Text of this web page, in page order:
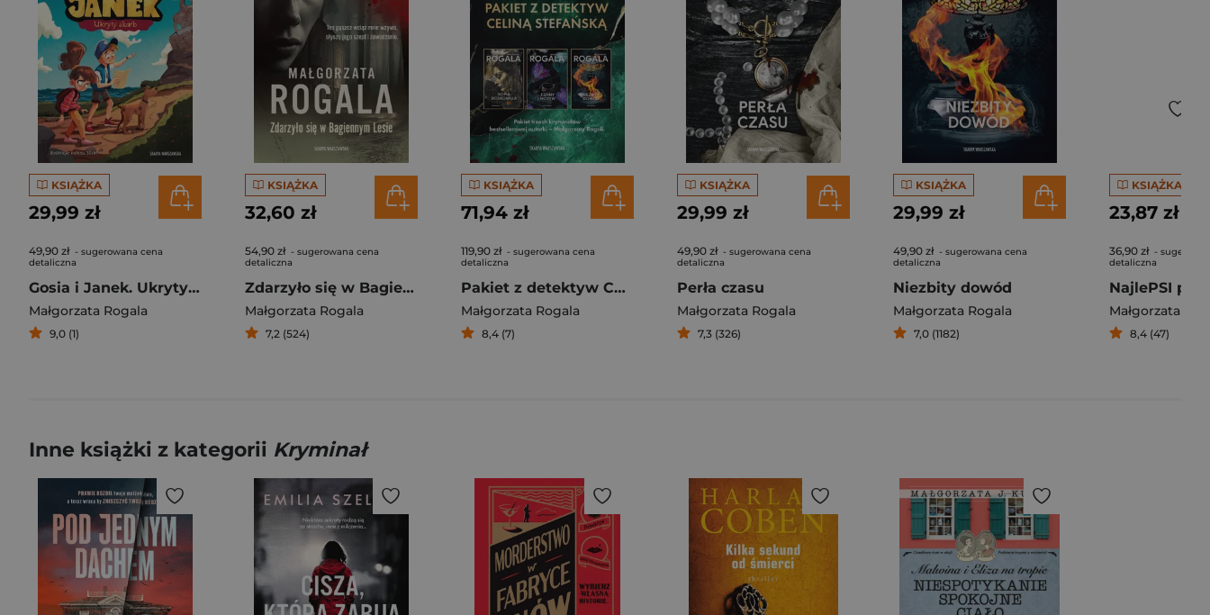
KSIĄŻKA
29,99 zł
49,90 zł - sugerowana cena
detaliczna
Gosia i Janek. Ukryty skarb
Małgorzata Rogala
9,0 (1)
KSIĄŻKA
32,60 zł
54,90 zł - sugerowana cena
detaliczna
Zdarzyło się w Bagiennym Lesie
Małgorzata Rogala
7,2 (524)
KSIĄŻKA
71,94 zł
119,90 zł - sugerowana cena
detaliczna
Pakiet z detektyw Celiną Stefańską
Małgorzata Rogala
8,4 (7)
KSIĄŻKA
29,99 zł
49,90 zł - sugerowana cena
detaliczna
Perła czasu
Małgorzata Rogala
7,3 (326)
KSIĄŻKA
29,99 zł
49,90 zł - sugerowana cena
detaliczna
Niezbity dowód
Małgorzata Rogala
7,0 (1182)
KSIĄŻKA
23,87 zł
36,90 zł -
detaliczna
NajlePSI
Małgorzata
8,4 (47)
Inne książki z kategorii Kryminał